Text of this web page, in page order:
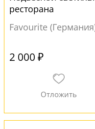
ресторана
Favourite
2 000 ₽